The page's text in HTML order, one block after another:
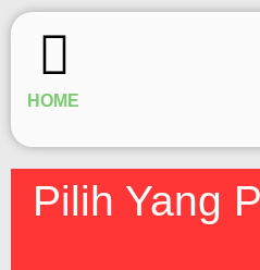
HOME
Pilih Yang